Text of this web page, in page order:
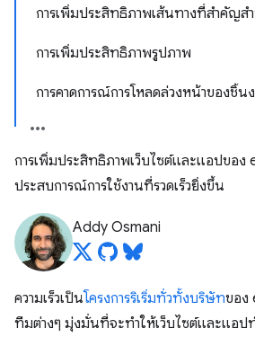
การเพิ่มประสิทธิภาพเส้นทางที่สำคัญส
การเพิ่มประสิทธิภาพรูปภาพ
การคาดการณ์การโหลดล่วงหน้าของชิ้
การเพิ่มประสิทธิภาพเว็บไซต์และแอปของ
ประสบการณ์การใช้งานที่รวดเร็วยิ่งขึ้น
Addy Osmani
ความเร็วเป็นโครงการริเริ่มทั่วทั้งบริษัทของ
ทีมต่างๆ มุ่งมั่นที่จะทำให้เว็บไซต์และแอปท